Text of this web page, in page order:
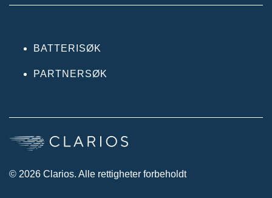
BATTERISØK
PARTNERSØK
© 2026 Clarios. Alle rettigheter forbeholdt